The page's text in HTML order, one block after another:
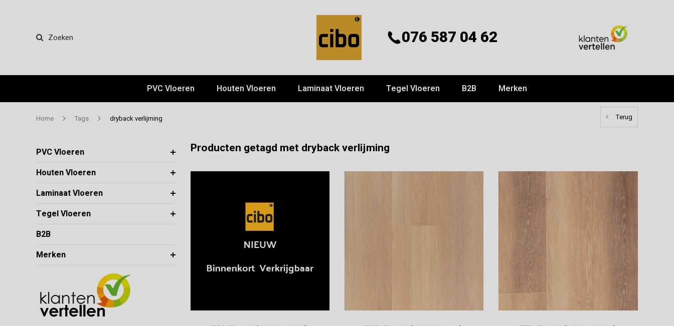
Zoeken 076 587 04 62
PVC Vloeren Houten Vloeren Laminaat Vloeren Tegel Vloeren B2B Merken
Home Tags dryback verlijming Terug
PVC Vloeren
Houten Vloeren
Laminaat Vloeren
Tegel Vloeren
B2B
Merken
Producten getagd met dryback verlijming